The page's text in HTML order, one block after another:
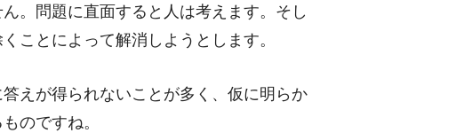
。問題に直面すると人は考えます。そし
ことによって解消しようとします。
えが得られないことが多く、仮に明らか
のですね。